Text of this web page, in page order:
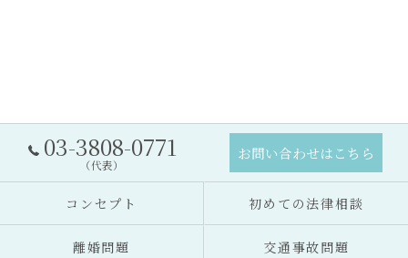
03-3808-0771
（代表）
お問い合わせはこちら
コンセプト 初めての法律相談
離婚問題 交通事故問題